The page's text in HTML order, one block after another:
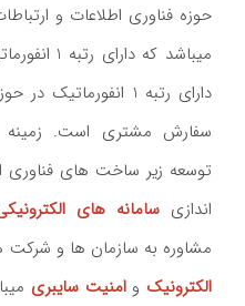
حوزه فناوری اطلاعات و
میباشد که
دارای رتبه 1
سفارش مشتری است.
توسعه زیر ساخت های فناوری
اندازی سامانه های
مشاوره به سازمان ها و شرکت
الکترونیک وامنیت سایبری